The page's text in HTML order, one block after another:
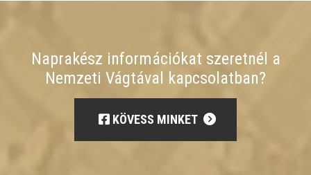
Naprakész információkat szeretnél a
Nemzeti Vágtával kapcsolatban?
KÖVESS MINKET